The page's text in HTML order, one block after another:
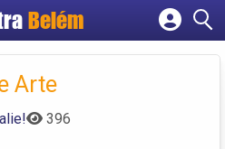
Belém
Cadastrar empresa
Criar conta
Arte
396